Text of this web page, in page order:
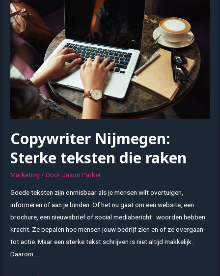
Nijmegen:
Jouw
partner
in
online
groei
Copywriter Nijmegen:
Sterke teksten die raken
Marketing / Door Jason Parker
Goede teksten zijn onmisbaar als je mensen wilt overtuigen,
informeren of aan je binden. Of het nu gaat om een website, een
brochure, een nieuwsbrief of social mediabericht : woorden hebben
kracht. Ze bepalen hoe mensen jouw bedrijf zien en of ze overgaan
tot actie. Maar een sterke tekst schrijven is niet altijd makkelijk.
Daarom …